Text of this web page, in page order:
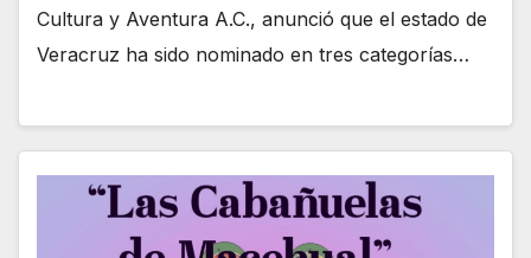
Cultura y Aventura A.C., anunció que el estado de
Veracruz ha sido nominado en tres categorías…